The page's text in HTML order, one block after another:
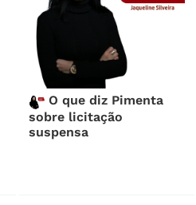
O que diz Pimenta
sobre licitação
suspensa